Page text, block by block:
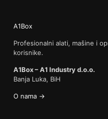
A1Box
Profesionalni alati, mašine i
korisnike.
A1Box – A1 Industry d.o.o.
Banja Luka, BiH
O nama →